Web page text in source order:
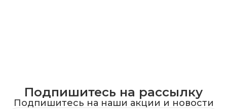
Подпишитесь на рассылку
Подпишитесь на наши акции и новости